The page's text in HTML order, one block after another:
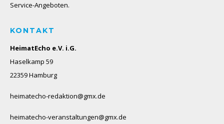
Service-Angeboten.
KONTAKT
HeimatEcho e.V. i.G.
Haselkamp 59
22359 Hamburg
heimatecho-redaktion@gmx.de
heimatecho-veranstaltungen@gmx.de